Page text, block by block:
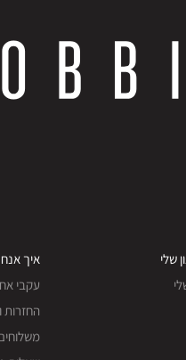
שלי
איך
עקבי
החזרות